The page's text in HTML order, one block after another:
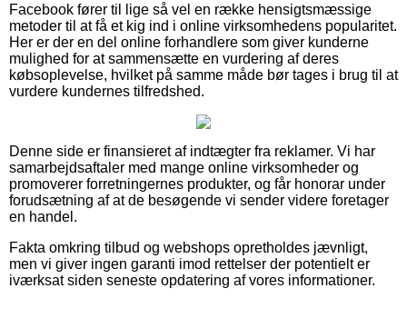
Facebook fører til lige så vel en række hensigtsmæssige
metoder til at få et kig ind i online virksomhedens popularitet.
Her er der en del online forhandlere som giver kunderne
mulighed for at sammensætte en vurdering af deres
købsoplevelse, hvilket på samme måde bør tages i brug til at
vurdere kundernes tilfredshed.
Denne side er finansieret af indtægter fra reklamer. Vi har
samarbejdsaftaler med mange online virksomheder og
promoverer forretningernes produkter, og får honorar under
forudsætning af at de besøgende vi sender videre foretager
en handel.
Fakta omkring tilbud og webshops opretholdes jævnligt,
men vi giver ingen garanti imod rettelser der potentielt er
iværksat siden seneste opdatering af vores informationer.